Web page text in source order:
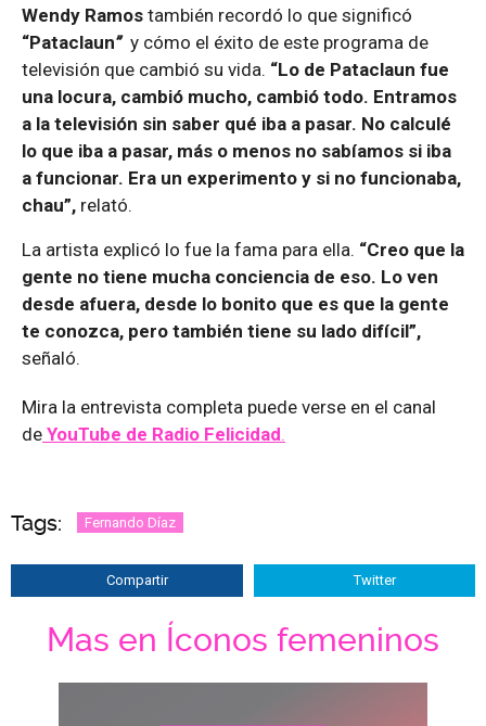
Wendy Ramos también recordó lo que significó
“Pataclaun” y cómo el éxito de este programa de
televisión que cambió su vida. “Lo de Pataclaun fue
una locura, cambió mucho, cambió todo. Entramos
a la televisión sin saber qué iba a pasar. No calculé
lo que iba a pasar, más o menos no sabíamos si iba
a funcionar. Era un experimento y si no funcionaba,
chau”, relató.
La artista explicó lo fue la fama para ella. “Creo que la
gente no tiene mucha conciencia de eso. Lo ven
desde afuera, desde lo bonito que es que la gente
te conozca, pero también tiene su lado difícil”,
señaló.
Mira la entrevista completa puede verse en el canal
de YouTube de Radio Felicidad.
Tags: Fernando Díaz
Compartir Twitter
Mas en Íconos femeninos